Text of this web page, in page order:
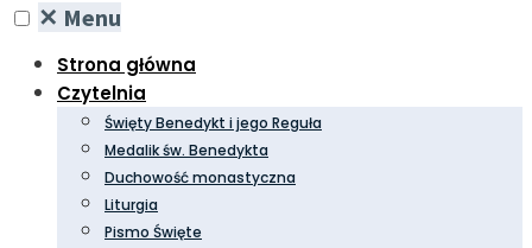
✕ Menu
Strona główna
Czytelnia
Święty Benedykt i jego Reguła
Medalik św. Benedykta
Duchowość monastyczna
Liturgia
Pismo Święte